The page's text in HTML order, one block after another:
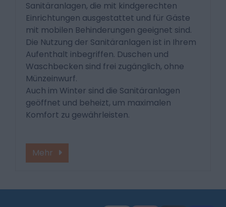
Sanitäranlagen, die mit kindgerechten
Einrichtungen ausgestattet und für Gäste
mit mobilen Behinderungen geeignet sind.
Die Nutzung der Sanitäranlagen ist in Ihrem
Aufenthalt inbegriffen. Duschen und
Waschbecken sind frei zugänglich, ohne
Münzeinwurf.
Auch im Winter sind die Sanitäranlagen
geöffnet und beheizt, um maximalen
Komfort zu gewährleisten.
Mehr